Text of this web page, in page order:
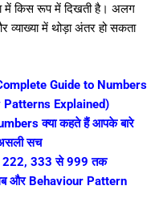
में किस रूप में दिखती है। अलग
में थोड़ा अंतर हो सकता
omplete Guide to Numbers
Explained)
क्या कहते हैं आपके बारे
सच
222, 333 से 999 तक
और Behaviour Pattern